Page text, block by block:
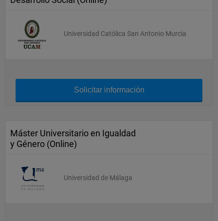
Universidad Católica San Antonio Murcia
Solicitar información
Máster Universitario en Igualdad
y Género (Online)
Universidad de Málaga